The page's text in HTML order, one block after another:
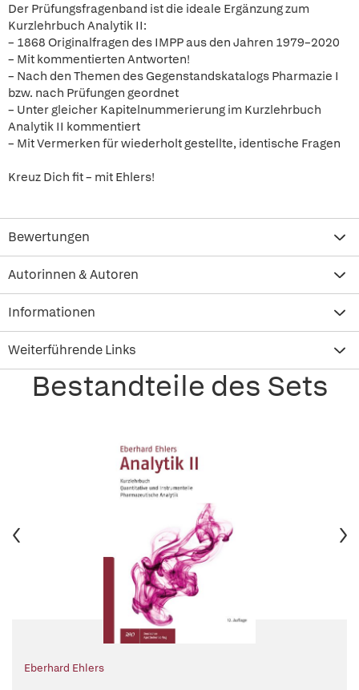
Der Prüfungsfragenband ist die ideale Ergänzung zum
Kurzlehrbuch Analytik II:
– 1868 Originalfragen des IMPP aus den Jahren 1979–2020
– Mit kommentierten Antworten!
– Nach den Themen des Gegenstandskatalogs Pharmazie I
bzw. nach Prüfungen geordnet
– Unter gleicher Kapitelnummerierung im Kurzlehrbuch
Analytik II kommentiert
– Mit Vermerken für wiederholt gestellte, identische Fragen
Kreuz Dich fit – mit Ehlers!
Bewertungen
Autorinnen & Autoren
Informationen
Weiterführende Links
Bestandteile des Sets
Eberhard Ehlers